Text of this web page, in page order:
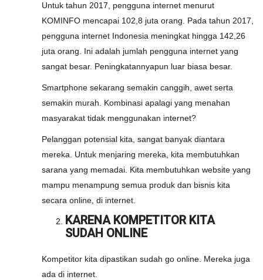
Untuk tahun 2017, pengguna internet menurut
KOMINFO mencapai 102,8 juta orang. Pada tahun 2017,
pengguna internet Indonesia meningkat hingga 142,26
juta orang. Ini adalah jumlah pengguna internet yang
sangat besar. Peningkatannyapun luar biasa besar.
Smartphone sekarang semakin canggih, awet serta
semakin murah. Kombinasi apalagi yang menahan
masyarakat tidak menggunakan internet?
Pelanggan potensial kita, sangat banyak diantara
mereka. Untuk menjaring mereka, kita membutuhkan
sarana yang memadai. Kita membutuhkan website yang
mampu menampung semua produk dan bisnis kita
secara online, di internet.
KARENA KOMPETITOR KITA
SUDAH ONLINE
Kompetitor kita dipastikan sudah go online. Mereka juga
ada di internet.